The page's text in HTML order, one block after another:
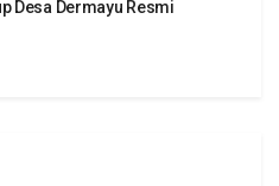
Desa Dermayu Resmi